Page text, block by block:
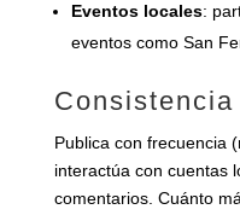
Eventos locales:
eventos como San
Consistencia
Publica con frecuencia
interactúa con cuentas
comentarios. Cuánto